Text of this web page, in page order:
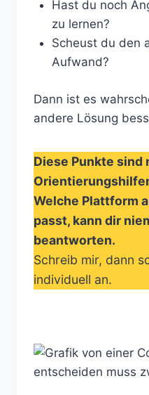
Hast du noch
zu lernen?
Scheust du den
Aufwand?
Dann ist es
andere Lösung
Diese Punkte sind
Welche Plattform
passt, kann dir
beantworten.
Schreib mir, dann
individuell an.